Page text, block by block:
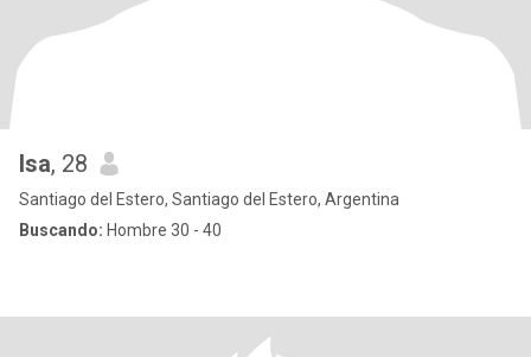
Isa, 28
Santiago del Estero, Santiago del Estero, Argentina
Buscando: Hombre 30 - 40